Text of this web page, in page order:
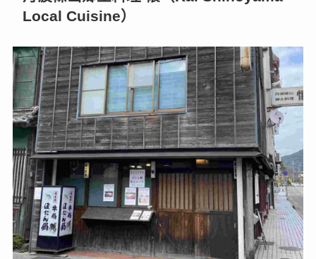
Local Cuisine）